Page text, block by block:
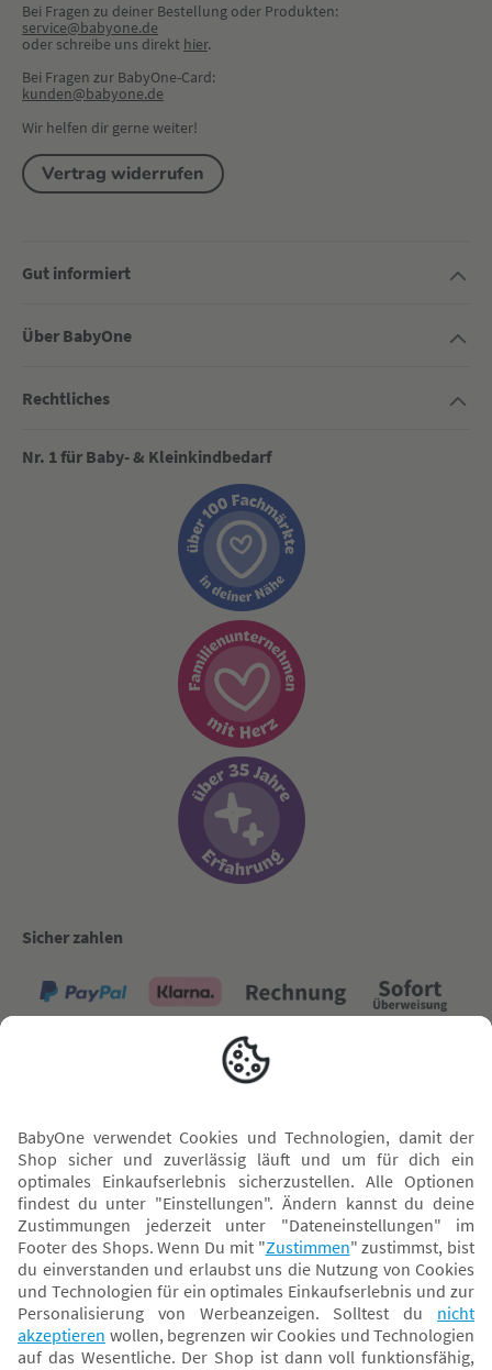
Bei Fragen zu deiner Bestellung oder Produkten:
service@babyone.de
oder schreibe uns direkt hier.
Bei Fragen zur BabyOne-Card:
kunden@babyone.de
Wir helfen dir gerne weiter!
Vertrag widerrufen
Gut informiert
Über BabyOne
Rechtliches
Nr. 1 für Baby- & Kleinkindbedarf
Sicher zahlen
* Alle Preise inkl. MwSt. und ggf. zzgl.Versandkosten. Der dargestellte Preis gilt -
abhängig von der von dir gewählten Option - im BabyOne-Onlineshop oder bei
Abholung in dem von dir gewählten BabyOne-Franchise-Betrieb. Der für den
Onlineshop geltende Preis stellt bei einem Verkauf durch unsere Franchise-